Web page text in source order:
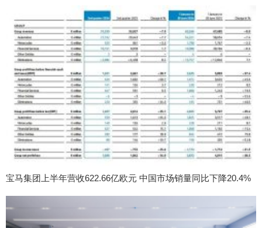
宝马集团上半年营收622.66亿欧元 中国市场销量同比下降20.4%